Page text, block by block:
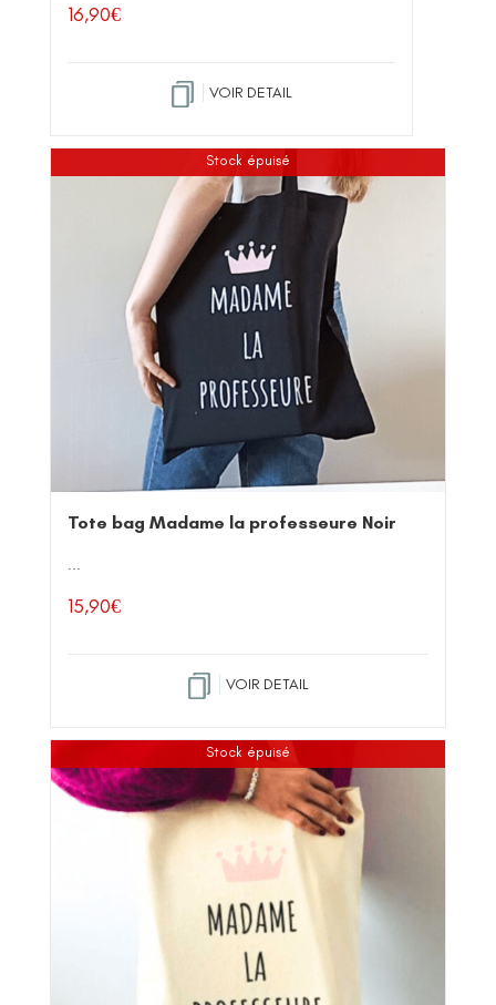
16,90€
VOIR DETAIL
Stock épuisé
Tote bag Madame la professeure Noir
...
15,90€
VOIR DETAIL
Stock épuisé